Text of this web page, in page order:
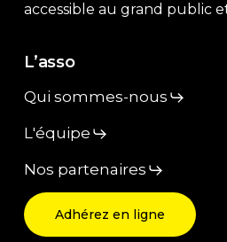
accessible au grand public
L’asso
Qui sommes-nous
L'équipe
Nos partenaires
Adhérez en ligne